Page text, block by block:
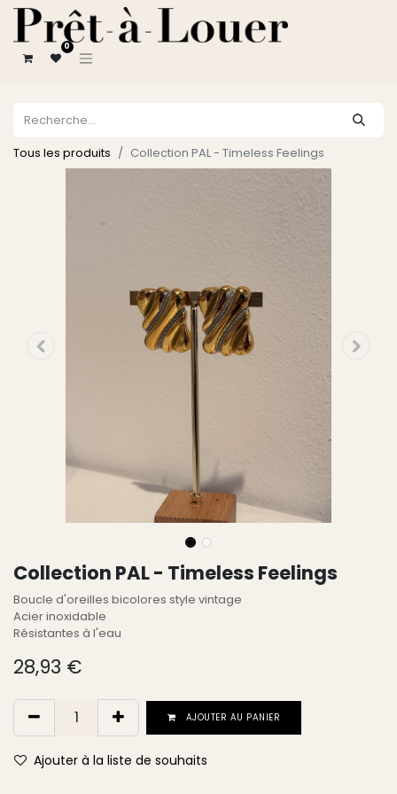
0
Tous les produits Collection PAL - Timeless Feelings
Collection PAL - Timeless Feelings
Boucle d'oreilles bicolores style vintage
Acier inoxidable
Résistantes à l'eau
28,93 €
AJOUTER AU PANIER
Ajouter à la liste de souhaits